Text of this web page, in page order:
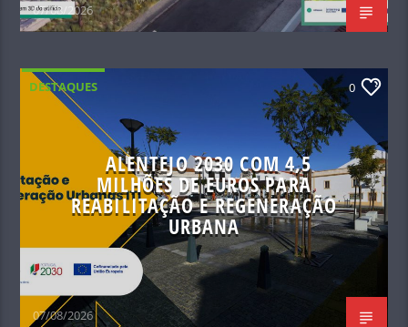
07/08/2026
DESTAQUES 0
ALENTEJO 2030 COM 4,5
MILHÕES DE EUROS PARA
REABILITAÇÃO E REGENERAÇÃO
URBANA
07/08/2026